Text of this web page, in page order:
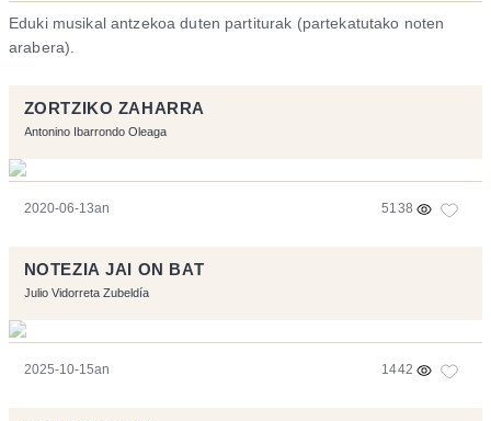
Eduki musikal antzekoa duten partiturak (partekatutako noten
arabera).
ZORTZIKO ZAHARRA
Antonino Ibarrondo Oleaga
2020-06-13an 5138
NOTEZIA JAI ON BAT
Julio Vidorreta Zubeldía
2025-10-15an 1442